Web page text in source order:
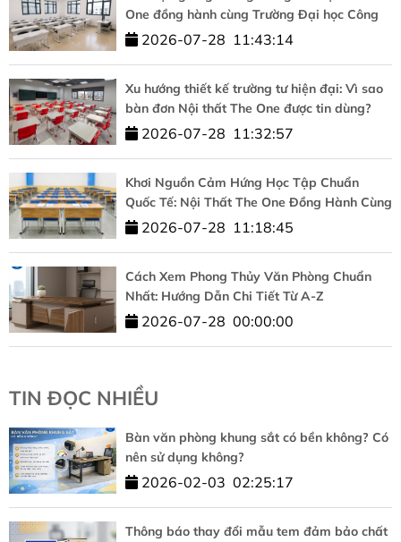
One đồng hành cùng Trường Đại học Công
nghệ – ĐHQGHN
2026-07-28 11:43:14
Xu hướng thiết kế trường tư hiện đại: Vì sao
bàn đơn Nội thất The One được tin dùng?
2026-07-28 11:32:57
Khơi Nguồn Cảm Hứng Học Tập Chuẩn
Quốc Tế: Nội Thất The One Đồng Hành Cùng
HUFLIT
2026-07-28 11:18:45
Cách Xem Phong Thủy Văn Phòng Chuẩn
Nhất: Hướng Dẫn Chi Tiết Từ A-Z
2026-07-28 00:00:00
TIN ĐỌC NHIỀU
Bàn văn phòng khung sắt có bền không? Có
nên sử dụng không?
2026-02-03 02:25:17
Thông báo thay đổi mẫu tem đảm bảo chất